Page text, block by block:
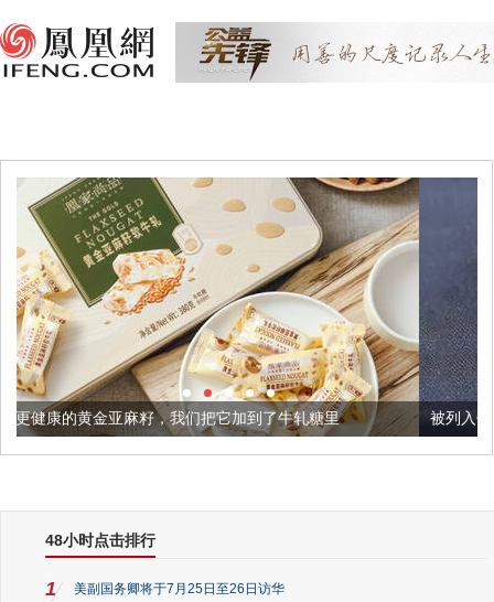
我们把它加到了牛轧糖里 被列入佛家七宝的它到底有多
48小时点击排行
1 美副国务卿将于7月25日至26日访华